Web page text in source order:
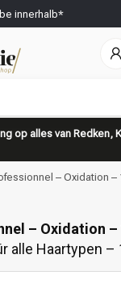
innerhalb*
op alles van Redken,
suchst du?
– Oxidation –
– Oxidation –
alle Haartypen –